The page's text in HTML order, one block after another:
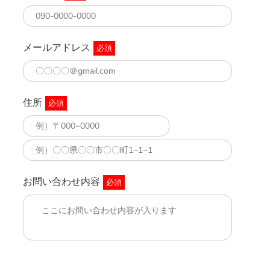
メールアドレス 必須
住所 必須
お問い合わせ内容 必須